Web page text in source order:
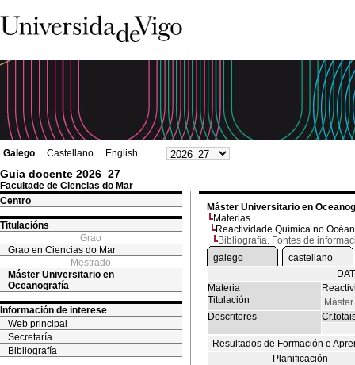
Galego Castellano English
Guia docente 2026_27
Facultade de Ciencias do Mar
Centro
Titulacións
Grao
Grao en Ciencias do Mar
Mestrado
Máster Universitario en
Oceanografía
Información de interese
Web principal
Secretaría
Bibliografía
Máster Universitario en
Materias
Reactividade Química no
Bibliografía. Fontes de
galego
castellano
Materia
Titulación
Descritores
Resultados de Formación e
Planificación